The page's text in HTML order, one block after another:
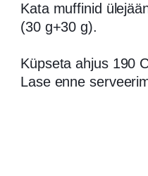
Kata muffinid
(30 g+30 g).
Küpseta ahjus 190
Lase enne